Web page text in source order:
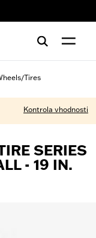
/Tires
Kontrola vhodnosti
SERIES
- 19 IN.